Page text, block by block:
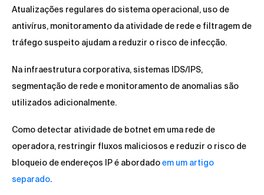
Atualizações regulares do sistema operacional, uso de
antivírus, monitoramento da atividade de rede e filtragem de
tráfego suspeito ajudam a reduzir o risco de infecção.
Na infraestrutura corporativa, sistemas IDS/IPS,
segmentação de rede e monitoramento de anomalias são
utilizados adicionalmente.
Como detectar atividade de botnet em uma rede de
operadora, restringir fluxos maliciosos e reduzir o risco de
bloqueio de endereços IP é abordadoem um artigo
separado.